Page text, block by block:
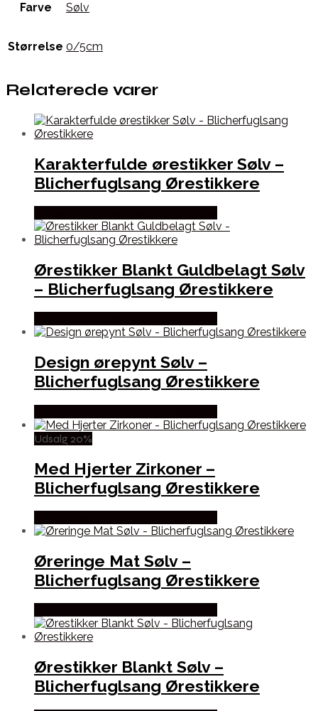
Farve Sølv
Størrelse 0/5cm
Relaterede varer
Karakterfulde ørestikker Sølv –
Blicherfuglsang Ørestikkere
Ørestikker Blankt Guldbelagt Sølv
– Blicherfuglsang Ørestikkere
Design ørepynt Sølv –
Blicherfuglsang Ørestikkere
Udsalg 20%
Med Hjerter Zirkoner –
Blicherfuglsang Ørestikkere
Øreringe Mat Sølv –
Blicherfuglsang Ørestikkere
Ørestikker Blankt Sølv –
Blicherfuglsang Ørestikkere